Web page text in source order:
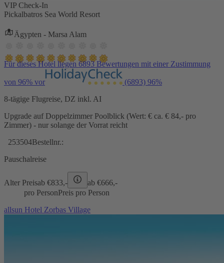
VIP Check-In
Pickalbatros Sea World Resort
Ägypten - Marsa Alam
Für dieses Hotel liegen 6893 Bewertungen mit einer Zustimmung
von 96% vor (6893) 96%
8-tägige Flugreise, DZ inkl. AI
Upgrade auf Doppelzimmer Poolblick (Wert: € ca. € 84,- pro
Zimmer) - nur solange der Vorrat reicht
253504Bestellnr.:
Pauschalreise
Alter Preisab €833,- ab €666,-
pro PersonPreis pro Person
allsun Hotel Zorbas Village